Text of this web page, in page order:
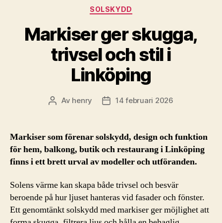
Kategorier
SOLSKYDD
Markiser ger skugga,
trivsel och stil i
Linköping
Inläggsförfattare
Av henry Inläggsdatum
14 februari 2026
Markiser som förenar solskydd, design och funktion
för hem, balkong, butik och restaurang i Linköping
finns i ett brett urval av modeller och utföranden.
Solens värme kan skapa både trivsel och besvär
beroende på hur ljuset hanteras vid fasader och fönster.
Ett genomtänkt solskydd med markiser ger möjlighet att